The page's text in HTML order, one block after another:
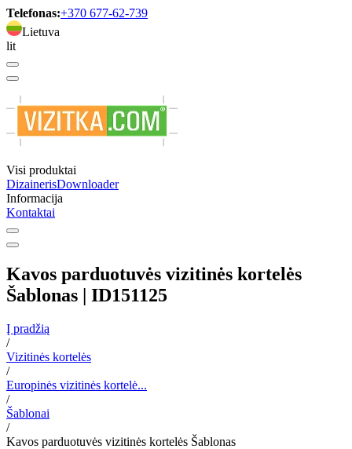
Telefonas:+370 677-62-739
Lietuva
lit
Visi produktai
DizainerisDownloader
Informacija
Kontaktai
Kavos parduotuvės vizitinės kortelės
Šablonas | ID151125
Į pradžią
/
Vizitinės kortelės
/
Europinės vizitinės kortelė...
/
Šablonai
/
Kavos parduotuvės vizitinės kortelės Šablonas